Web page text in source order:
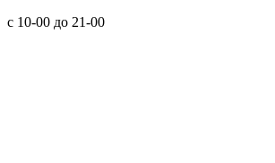
с 10-00 до 21-00